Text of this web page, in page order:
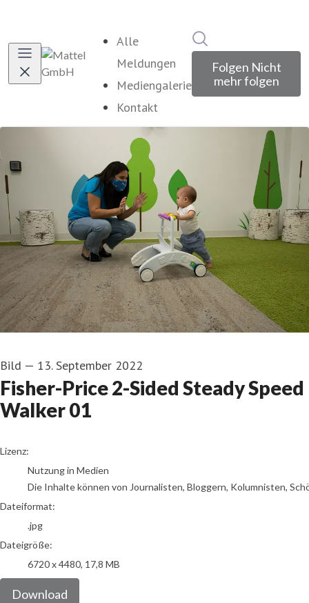
Alle
Meldungen
Mediengalerie
Kontakt
Folgen Nicht
mehr folgen
Bild — 13. September 2022
Fisher-Price 2-Sided Steady Speed
Walker 01
go to media item
Lizenz:
Nutzung in Medien
Die Inhalte können von Journalisten, Bloggern, Kolumnisten,
Dateiformat:
.jpg
Dateigröße:
6720 x 4480, 17,8 MB
Download